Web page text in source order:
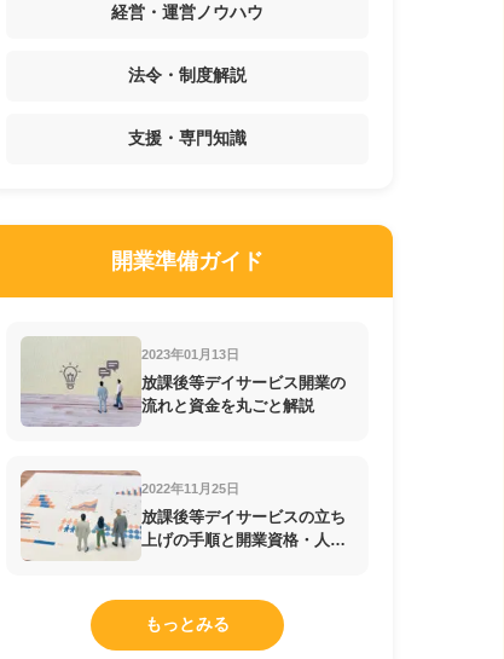
経営・運営ノウハウ
法令・制度解説
支援・専門知識
開業準備ガイド
2023年01月13日
放課後等デイサービス開業の
流れと資金を丸ごと解説
2022年11月25日
放課後等デイサービスの立ち
上げの手順と開業資格・人員
もっとみる